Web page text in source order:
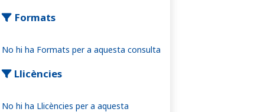
Formats
No hi ha Formats per a aquesta consulta
Llicències
No hi ha Llicències per a aquesta